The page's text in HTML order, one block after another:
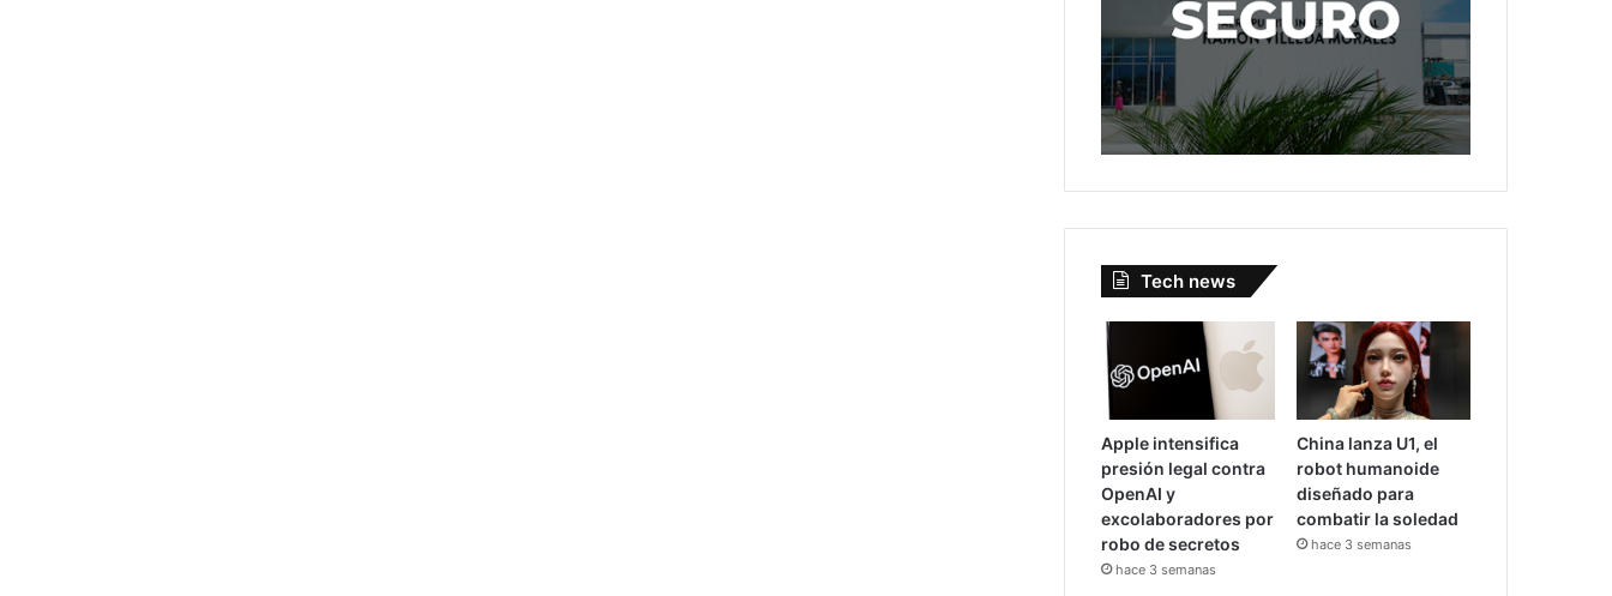
Tech news
Apple intensifica
presión legal contra
OpenAI y
excolaboradores por
robo de secretos
hace 3 semanas
China lanza U1, el
robot humanoide
diseñado para
combatir la soledad
hace 3 semanas